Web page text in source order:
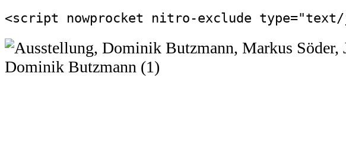
<script nowprocket nitro-exclude type="text/